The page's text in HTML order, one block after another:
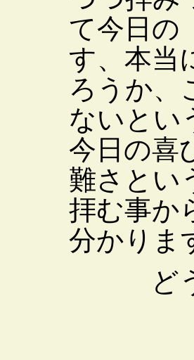
て今日の
す、本当
ろうか、
ないとい
今日の喜
難さとい
拝む事か
分かりま
どう